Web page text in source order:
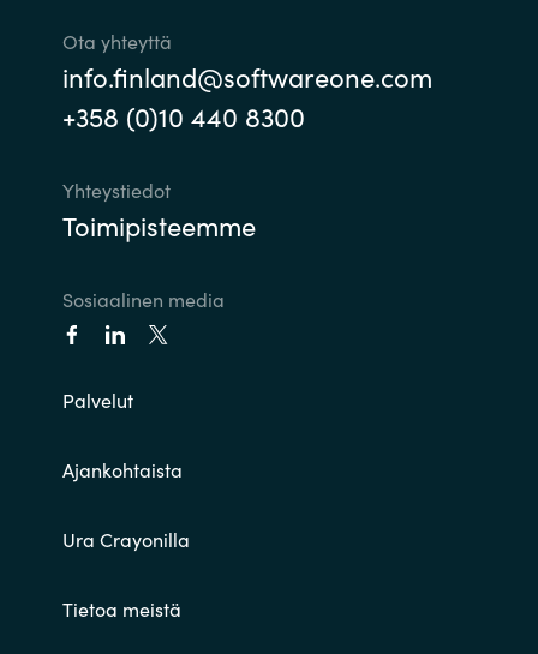
Ota yhteyttä
info.finland@softwareone.com
+358 (0)10 440 8300
Yhteystiedot
Toimipisteemme
Sosiaalinen media
Palvelut
Ajankohtaista
Ura Crayonilla
Tietoa meistä